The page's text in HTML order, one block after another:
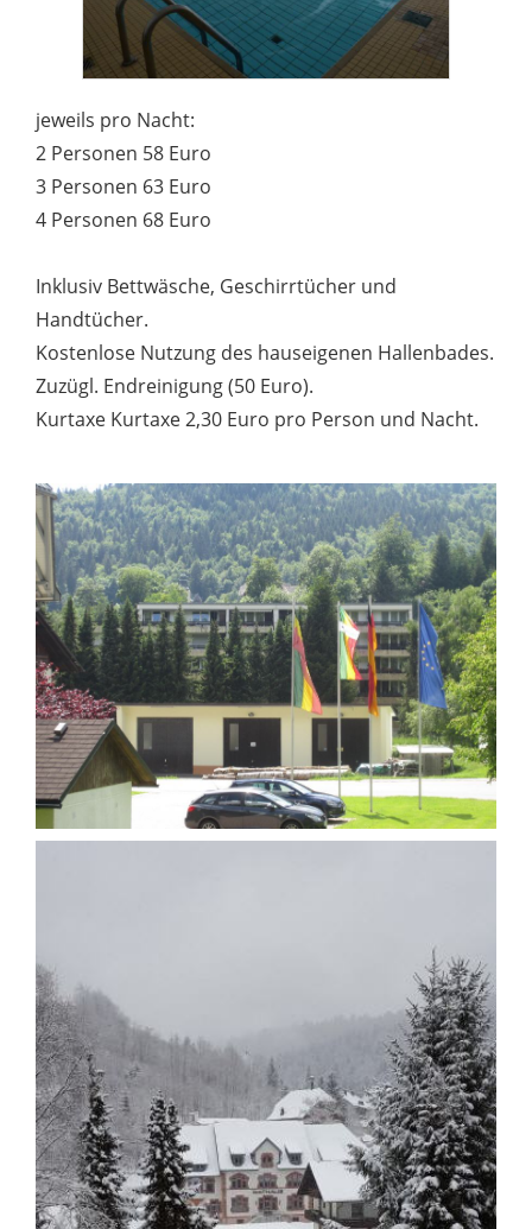
jeweils pro Nacht:
2 Personen 58 Euro
3 Personen 63 Euro
4 Personen 68 Euro
Inklusiv Bettwäsche, Geschirrtücher und
Handtücher.
Kostenlose Nutzung des hauseigenen Hallenbades.
Zuzügl. Endreinigung (50 Euro).
Kurtaxe Kurtaxe 2,30 Euro pro Person und Nacht.